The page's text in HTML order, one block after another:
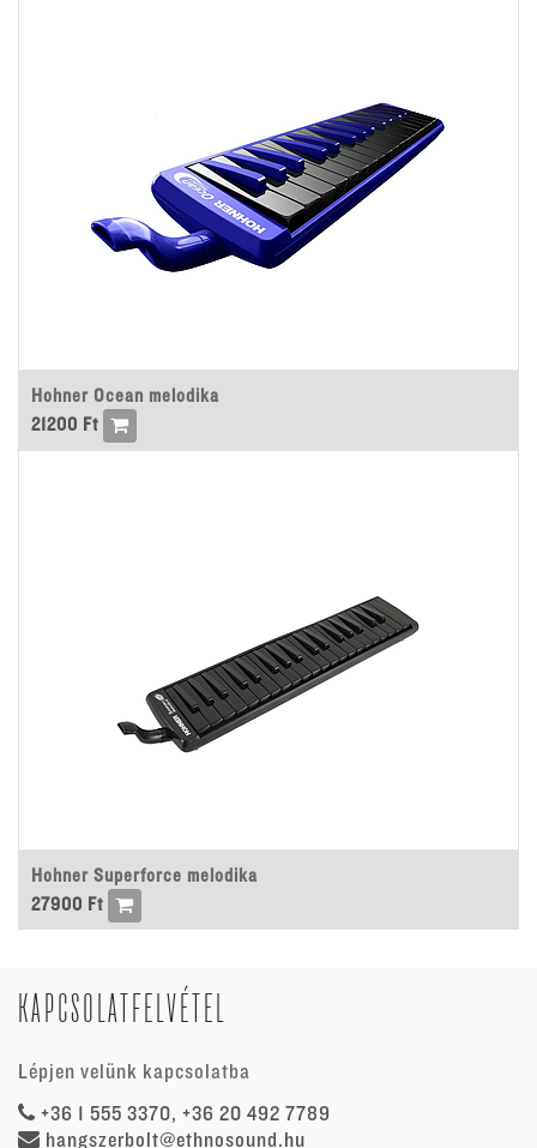
Hohner Ocean melodika
21200 Ft
Hohner Superforce melodika
27900 Ft
KAPCSOLATFELVÉTEL
Lépjen velünk kapcsolatba
+36 1 555 3370, +36 20 492 7789
hangszerbolt@ethnosound.hu